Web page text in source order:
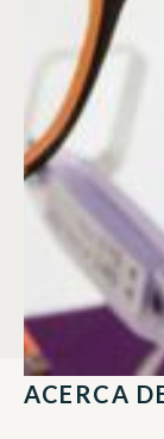
ACERCA